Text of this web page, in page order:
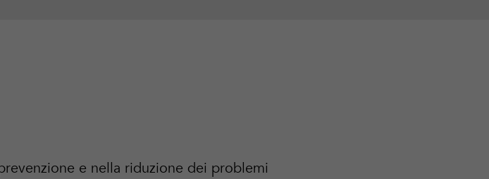
e nella riduzione dei problemi